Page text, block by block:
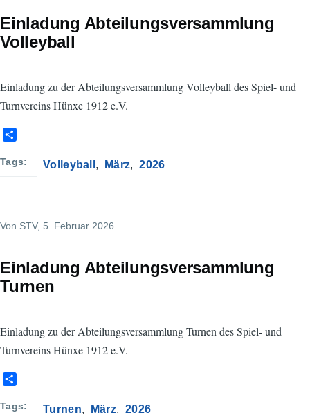
Einladung Abteilungsversammlung
Volleyball
Einladung zu der Abteilungsversammlung Volleyball des Spiel- und
Turnvereins Hünxe 1912 e.V.
a
Tags Volleyball März 2026
Von STV, 5. Februar 2026
Einladung Abteilungsversammlung
Turnen
Einladung zu der Abteilungsversammlung Turnen des Spiel- und
Turnvereins Hünxe 1912 e.V.
a
Tags Turnen März 2026